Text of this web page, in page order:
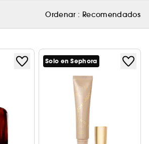
Ordenar : Recomendados
Solo en Sephora